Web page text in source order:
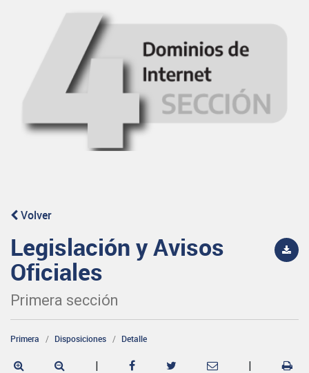
Volver
Legislación y Avisos
Oficiales
Primera sección
Primera Disposiciones Detalle
| |